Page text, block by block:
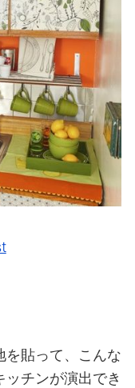
を貼って、こんな
チンが演出でき